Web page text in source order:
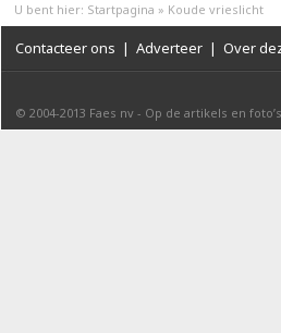
U bent hier: Startpagina » Koude vrieslicht
Contacteer ons | Adverteer | Over
© 2004-2013 Faes nv - Op de artikels en